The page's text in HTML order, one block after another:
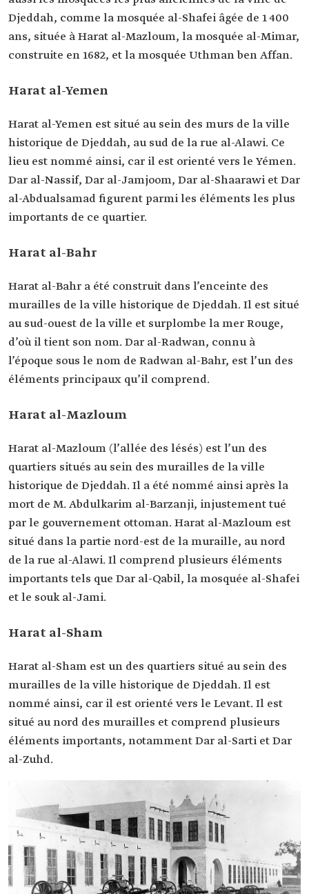
Djeddah, comme la mosquée al-Shafei âgée de 1 400
ans, située à Harat al-Mazloum, la mosquée al-Mimar,
construite en 1682, et la mosquée Uthman ben Affan.
Harat al-Yemen
Harat al-Yemen est situé au sein des murs de la ville
historique de Djeddah, au sud de la rue al-Alawi. Ce
lieu est nommé ainsi, car il est orienté vers le Yémen.
Dar al-Nassif, Dar al-Jamjoom, Dar al-Shaarawi et Dar
al-Abdualsamad figurent parmi les éléments les plus
importants de ce quartier.
Harat al-Bahr
Harat al-Bahr a été construit dans l’enceinte des
murailles de la ville historique de Djeddah. Il est situé
au sud-ouest de la ville et surplombe la mer Rouge,
d’où il tient son nom. Dar al-Radwan, connu à
l’époque sous le nom de Radwan al-Bahr, est l’un des
éléments principaux qu’il comprend.
Harat al-Mazloum
Harat al-Mazloum (l’allée des lésés) est l’un des
quartiers situés au sein des murailles de la ville
historique de Djeddah. Il a été nommé ainsi après la
mort de M. Abdulkarim al-Barzanji, injustement tué
par le gouvernement ottoman. Harat al-Mazloum est
situé dans la partie nord-est de la muraille, au nord
de la rue al-Alawi. Il comprend plusieurs éléments
importants tels que Dar al-Qabil, la mosquée al-Shafei
et le souk al-Jami.
Harat al-Sham
Harat al-Sham est un des quartiers situé au sein des
murailles de la ville historique de Djeddah. Il est
nommé ainsi, car il est orienté vers le Levant. Il est
situé au nord des murailles et comprend plusieurs
éléments importants, notamment Dar al-Sarti et Dar
al-Zuhd.